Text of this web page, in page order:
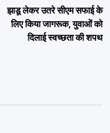
झाडू लेकर उतरे सीएम सफाई के
लिए किया जागरूक, युवाओं को
दिलाई स्वच्छता की शपथ